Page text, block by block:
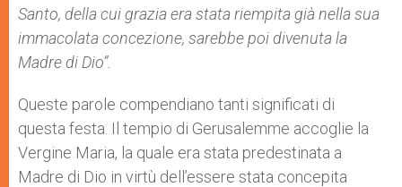
Santo, della cui grazia era stata riempita già nella sua
immacolata concezione, sarebbe poi divenuta la
Madre di Dio”.
Queste parole compendiano tanti significati di
questa festa. Il tempio di Gerusalemme accoglie la
Vergine Maria, la quale era stata predestinata a
Madre di Dio in virtù dell’essere stata concepita